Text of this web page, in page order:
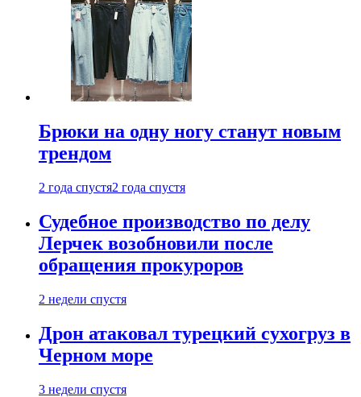
Брюки на одну ногу станут новым
трендом
2 года спустя2 года спустя
Судебное производство по делу
Лерчек возобновили после
обращения прокуроров
2 недели спустя
Дрон атаковал турецкий сухогруз в
Черном море
3 недели спустя